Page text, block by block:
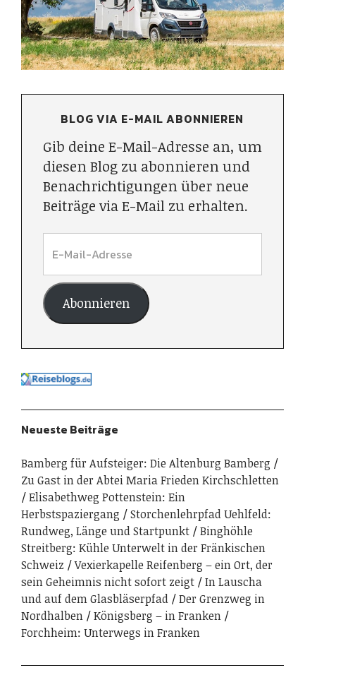
BLOG VIA E-MAIL ABONNIEREN
Gib deine E-Mail-Adresse an, um
diesen Blog zu abonnieren und
Benachrichtigungen über neue
Beiträge via E-Mail zu erhalten.
Abonnieren
Neueste Beiträge
Bamberg für Aufsteiger: Die Altenburg Bamberg
Zu Gast in der Abtei Maria Frieden Kirchschletten
Elisabethweg Pottenstein: Ein
Herbstspaziergang
Storchenlehrpfad Uehlfeld:
Rundweg, Länge und Startpunkt
Binghöhle
Streitberg: Kühle Unterwelt in der Fränkischen
Schweiz
Vexierkapelle Reifenberg – ein Ort, der
sein Geheimnis nicht sofort zeigt
In Lauscha
und auf dem Glasbläserpfad
Der Grenzweg in
Nordhalben
Königsberg – in Franken
Forchheim: Unterwegs in Franken